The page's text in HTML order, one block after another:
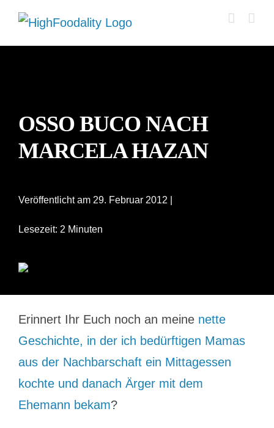
Zum
Inhalt
OSSO BUCO NACH
MARCELA HAZAN
Veröffentlicht am 29. Februar 2012 |
Lesezeit: 2 Minuten
Erinnert Ihr Euch noch an meine nette
Geschichte, in der ich bedürftigen Mamas
aus der Nachbarschaft ein Mittagessen
kochte und danach Ärger mit dem
Ehemann bekam?